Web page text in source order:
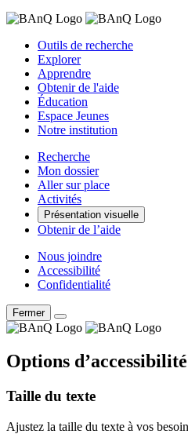
Outils de recherche
Explorer
Apprendre
Obtenir de l'aide
Éducation
Espace Jeunes
Notre institution
Recherche
Mon dossier
Aller sur place
Activités
Présentation visuelle
Obtenir de l’aide
Nous joindre
Accessibilité
Confidentialité
Fermer
Options d’accessibilité
Taille du texte
Ajustez la taille du texte à vos